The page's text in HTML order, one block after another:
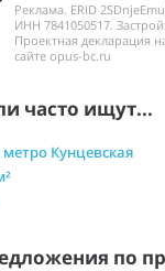
Реклама. ERID
ИНН 7841050517.
Проектная декларация
сайте opus-bc.ru
часто ищут...
Кунцевская
по